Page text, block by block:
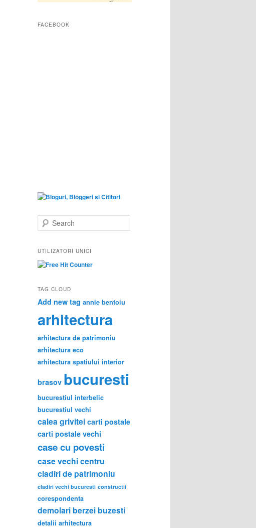
FACEBOOK
e
r
h
UTILIZATORI UNICI
TAG CLOUD
Add new tag annie bentoiu
arhitectura
arhitectura de patrimoniu
arhitectura eco
arhitectura spatiului interior
brasov bucuresti
bucurestiul interbelic
bucurestiul vechi
calea grivitei carti postale
carti postale vechi
case cu povesti
case vechicentru
cladiri de patrimoniu
cladiri vechi bucuresti constructii
corespondenta
demolari berzei buzesti
detalii arhitectura